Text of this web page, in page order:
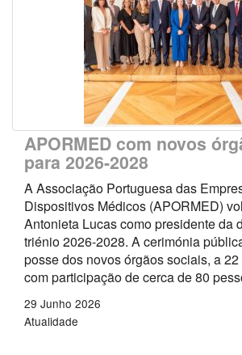
APORMED com novos
para 2026-2028
A Associação Portuguesa das
Dispositivos Médicos (APORMED)
Antonieta Lucas como presidente da
triénio 2026-2028. A cerimónia
posse dos novos órgãos sociais, a
com participação de cerca de 80
29 Junho 2026
Atualidade